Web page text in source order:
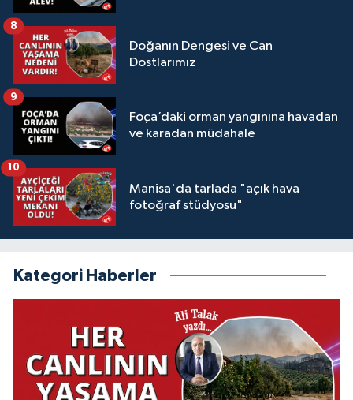
Doğanın Dengesi ve Can
Dostlarımız
8
Foça’daki orman yangınına havadan
ve karadan müdahale
9
Manisa'da tarlada "açık hava
fotoğraf stüdyosu"
10
Kategori Haberler